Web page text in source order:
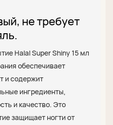
не требует
Halal Super Shiny 15 мл
обеспечивает
и содержит
ингредиенты,
и качество. Это
защищает ногти от